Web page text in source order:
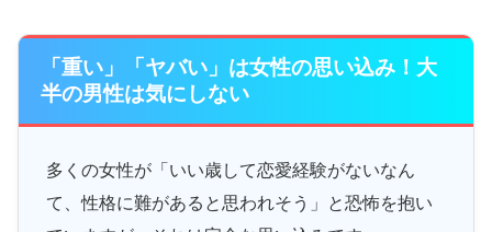
「重い」「ヤバい」は女性の思い込み！大
半の男性は気にしない
多くの女性が「いい歳して恋愛経験がないなん
て、性格に難があると思われそう」と恐怖を抱い